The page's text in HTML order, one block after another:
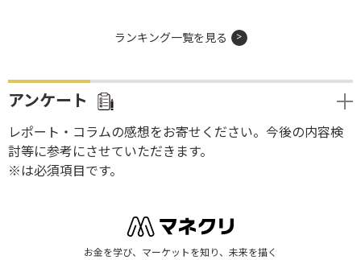
ランキング一覧を見る
アンケート
レポート・コラムの感想をお寄せください。今後の内容検
討等に参考にさせていただきます。
※は必須項目です。
お金を学び、マーケットを知り、未来を描く